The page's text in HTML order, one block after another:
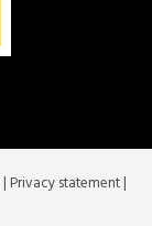
| Privacy statement|